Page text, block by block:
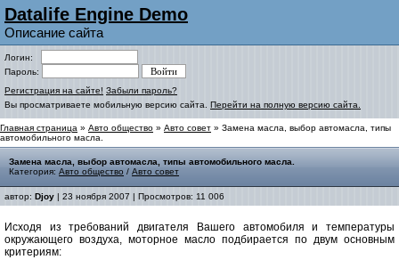
Datalife Engine Demo
Описание сайта
Логин:
Пароль:
Регистрация на сайте! Забыли пароль?
Вы просматриваете мобильную версию сайта. Перейти на полную версию сайта.
Главная страница » Авто общество » Авто совет » Замена масла, выбор автомасла, типы
автомобильного масла.
Замена масла, выбор автомасла, типы автомобильного масла.
Категория: Авто общество / Авто совет
автор: Djoy | 23 ноября 2007 | Просмотров: 11 006
Исходя из требований двигателя Вашего автомобиля и температуры
окружающего воздуха, моторное масло подбирается по двум основным
критериям: